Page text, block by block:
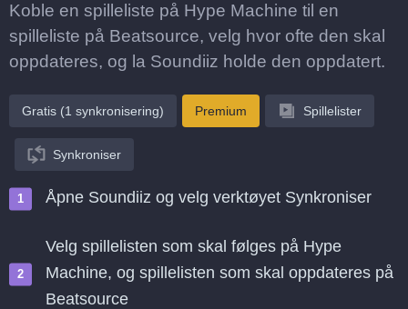
Koble en spilleliste på Hype Machine til en
spilleliste på Beatsource, velg hvor ofte den skal
oppdateres, og la Soundiiz holde den oppdatert.
Gratis (1 synkronisering) Premium Spillelister
Synkroniser
Åpne Soundiiz og velg verktøyet Synkroniser
Velg spillelisten som skal følges på Hype
Machine, og spillelisten som skal oppdateres på
Beatsource